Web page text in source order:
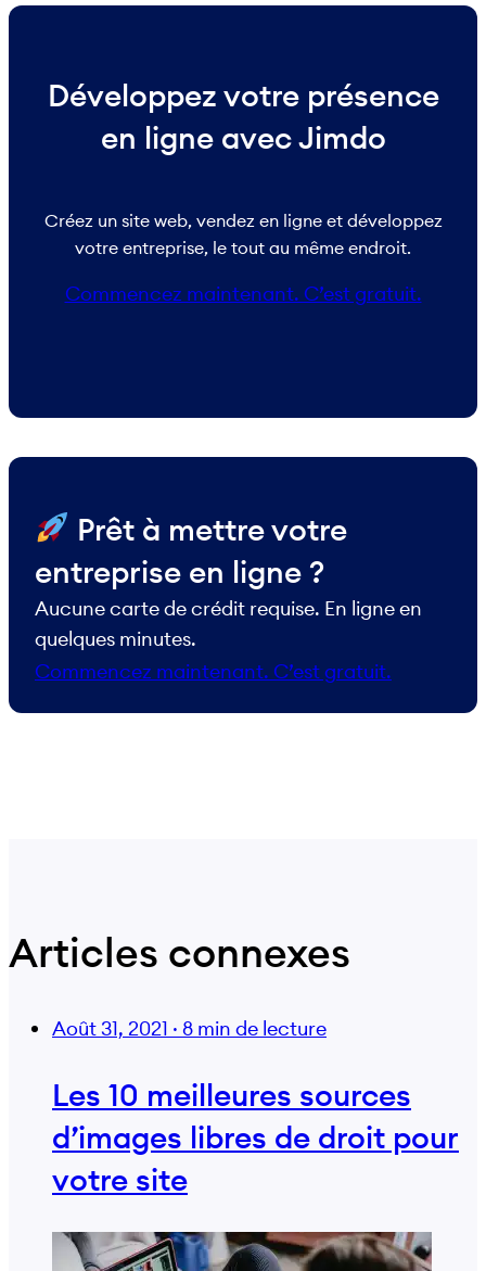
Développez votre présence
en ligne avec Jimdo
Créez un site web, vendez en ligne et développez
votre entreprise, le tout au même endroit.
Commencez maintenant. C’est gratuit.
​ Prêt à mettre votre
entreprise en ligne ?
Aucune carte de crédit requise. En ligne en
quelques minutes.
Commencez maintenant. C’est gratuit.
Articles connexes
Août 31, 2021 · 8 min de lecture
Les 10 meilleures sources
d’images libres de droit pour
votre site